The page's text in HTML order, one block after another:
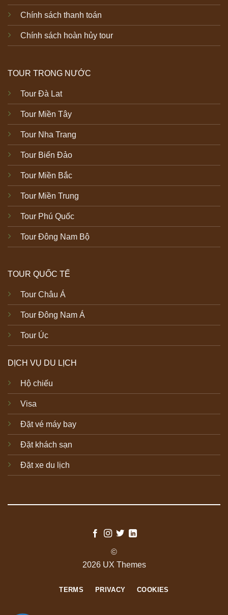
Chính sách thanh toán
Chính sách hoàn hủy tour
TOUR TRONG NƯỚC
Tour Đà Lat
Tour Miền Tây
Tour Nha Trang
Tour Biển Đảo
Tour Miền Bắc
Tour Miền Trung
Tour Phú Quốc
Tour Đông Nam Bộ
TOUR QUỐC TẾ
Tour Châu Á
Tour Đông Nam Á
Tour Úc
DỊCH VỤ DU LỊCH
Hộ chiếu
Visa
Đặt vé máy bay
Đặt khách sạn
Đặt xe du lịch
©
2026 UX Themes
TERMS PRIVACY COOKIES